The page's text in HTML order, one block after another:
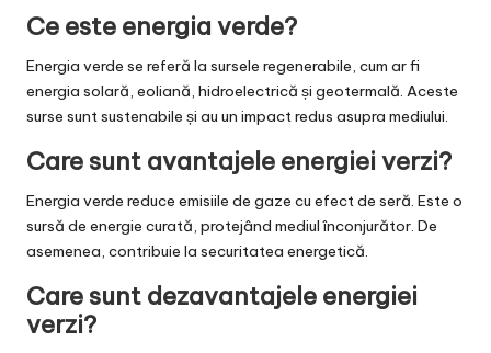
Ce este energia verde?
Energia verde se referă la sursele regenerabile, cum ar fi
energia solară, eoliană, hidroelectrică și geotermală. Aceste
surse sunt sustenabile și au un impact redus asupra mediului.
Care sunt avantajele energiei verzi?
Energia verde reduce emisiile de gaze cu efect de seră. Este o
sursă de energie curată, protejând mediul înconjurător. De
asemenea, contribuie la securitatea energetică.
Care sunt dezavantajele energiei
verzi?